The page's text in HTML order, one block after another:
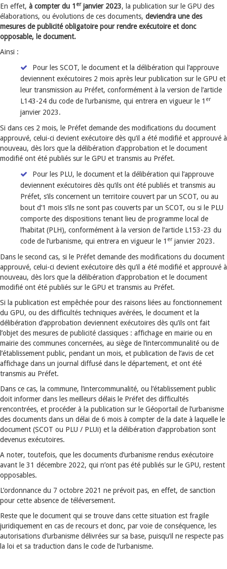
En effet, à compter du 1 erjanvier 2023, la publication sur le GPU des
élaborations, ou évolutions de ces documents, deviendra une des
mesures de publicité obligatoire pour rendre exécutoire et donc
opposable, le document.
Ainsi :
Pour les SCOT, le document et la délibération qui l’approuve
deviennent exécutoires 2 mois après leur publication sur le GPU et
leur transmission au Préfet, conformément à la version de l’article
L143-24 du code de l’urbanisme, qui entrera en vigueur le 1 er
janvier 2023.
Si dans ces 2 mois, le Préfet demande des modifications du document
approuvé, celui-ci devient exécutoire dès qu’il a été modifié et approuvé à
nouveau, dès lors que la délibération d’approbation et le document
modifié ont été publiés sur le GPU et transmis au Préfet.
Pour les PLU, le document et la délibération qui l’approuve
deviennent exécutoires dès qu’ils ont été publiés et transmis au
Préfet, s’ils concernent un territoire couvert par un SCOT, ou au
bout d’1 mois s’ils ne sont pas couverts par un SCOT, ou si le PLU
comporte des dispositions tenant lieu de programme local de
l’habitat (PLH), conformément à la version de l’article L153-23 du
code de l’urbanisme, qui entrera en vigueur le 1 er janvier 2023.
Dans le second cas, si le Préfet demande des modifications du document
approuvé, celui-ci devient exécutoire dès qu’il a été modifié et approuvé à
nouveau, dès lors que la délibération d’approbation et le document
modifié ont été publiés sur le GPU et transmis au Préfet.
Si la publication est empêchée pour des raisons liées au fonctionnement
du GPU, ou des difficultés techniques avérées, le document et la
délibération d’approbation deviennent exécutoires dès qu’ils ont fait
l’objet des mesures de publicité classiques : affichage en mairie ou en
mairie des communes concernées, au siège de l’intercommunalité ou de
l’établissement public, pendant un mois, et publication de l’avis de cet
affichage dans un journal diffusé dans le département, et ont été
transmis au Préfet.
Dans ce cas, la commune, l’intercommunalité, ou l’établissement public
doit informer dans les meilleurs délais le Préfet des difficultés
rencontrées, et procéder à la publication sur le Géoportail de l’urbanisme
des documents dans un délai de 6 mois à compter de la date à laquelle le
document (SCOT ou PLU / PLUi) et la délibération d’approbation sont
devenus exécutoires.
A noter, toutefois, que les documents d’urbanisme rendus exécutoire
avant le 31 décembre 2022, qui n’ont pas été publiés sur le GPU, restent
opposables.
L’ordonnance du 7 octobre 2021 ne prévoit pas, en effet, de sanction
pour cette absence de téléversement.
Reste que le document qui se trouve dans cette situation est fragile
juridiquement en cas de recours et donc, par voie de conséquence, les
autorisations d’urbanisme délivrées sur sa base, puisqu’il ne respecte pas
la loi et sa traduction dans le code de l’urbanisme.